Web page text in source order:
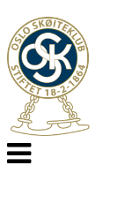
Veksle
navigasjon